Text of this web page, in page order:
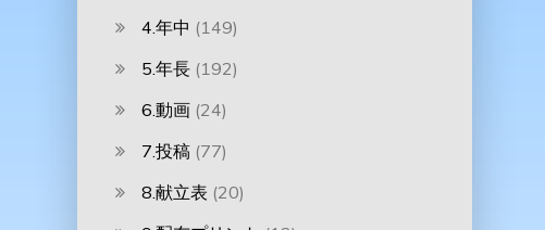
4.年中 (149)
5.年長(192)
6.動画(24)
7.投稿(77)
8.献立表 (20)